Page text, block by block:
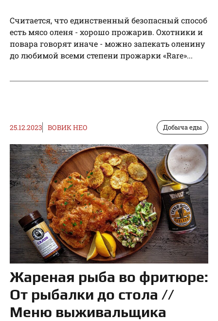
Считается, что единственный безопасный способ
есть мясо оленя - хорошо прожарив. Охотники и
повара говорят иначе - можно запекать оленину
до любимой всеми степени прожарки «Rare»...
25.12.2023 ВОВИК НЕО Добыча еды
Жареная рыба во фритюре:
От рыбалки до стола //
Меню выживальщика